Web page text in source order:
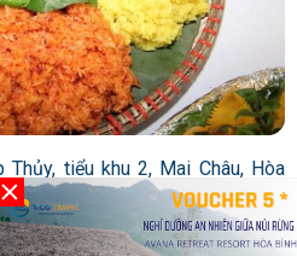
tiểu khu 2, Mai Châu, Hòa